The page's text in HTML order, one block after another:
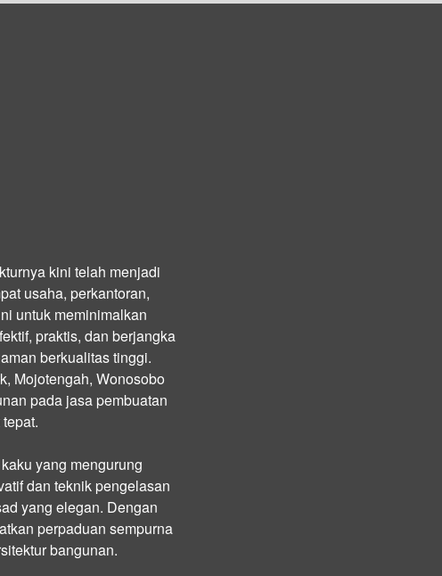
kini telah menjadi
usaha, perkantoran,
untuk meminimalkan
praktis, dan berjangka
berkualitas tinggi.
Mojotengah, Wonosobo
pada jasa pembuatan
yang mengurung
dan teknik pengelasan
yang elegan. Dengan
perpaduan sempurna
bangunan.